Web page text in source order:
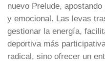
nuevo Prelude,
y emocional. Las levas
gestionar la energía,
deportiva más
radical, sino ofrecer un